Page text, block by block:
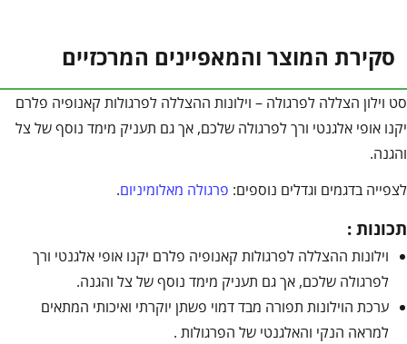
סקירת המוצר והמאפיינים המרכזיים
סט וילון הצללה לפרגולה – וילונות ההצללה לפרגולות קאנופיה פלרם
יקנו אופי אלגנטי ורך לפרגולה שלכם, אך גם תעניק מימד נוסף של צל
והגנה.
לצפייה בדגמים וגדלים נוספים: פרגולה מאלומיניום.
תכונות :
וילונות ההצללה לפרגולות קאנופיה פלרם יקנו אופי אלגנטי ורך
לפרגולה שלכם, אך גם תעניק מימד נוסף של צל והגנה.
ערכת הוילונות תפורה מבד דמוי פשתן יוקרתי ואיכותי המתאים
למראה הנקי והאלגנטי של הפרגולות .